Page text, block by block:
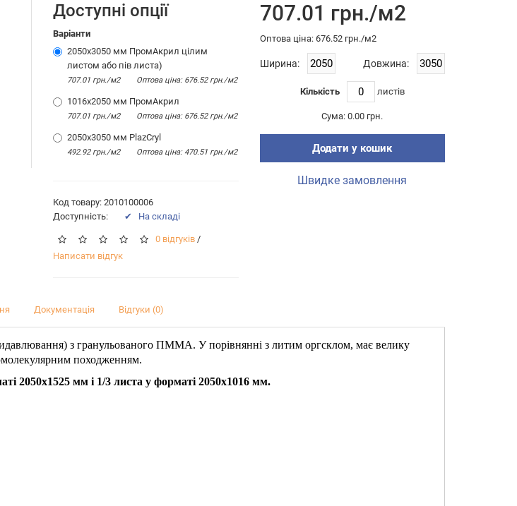
Доступні опції
Варіанти
2050x3050 мм ПромАкрил цілим
листом або пів листа)
707.01 грн./м2 Оптова цiна: 676.52 грн./м2
1016x2050 мм ПромАкрил
707.01 грн./м2 Оптова цiна: 676.52 грн./м2
2050x3050 мм PlazCryl
492.92 грн./м2 Оптова цiна: 470.51 грн./м2
Код товару: 2010100006
Доступність:
✔ На складі
0 відгуків /
Написати відгук
707.01 грн./м2
Оптова цiна: 676.52 грн./м2
Ширина: Довжина:
Кількість листiв
Сума: 0.00 грн.
Додати у кошик
Швидке замовлення
Документація Відгуки (0)
з гранульованого ПММА. У порівнянні з литим оргсклом, має велику
походженням.
2050х1525 мм і 1/3 листа у форматі 2050х1016 мм.